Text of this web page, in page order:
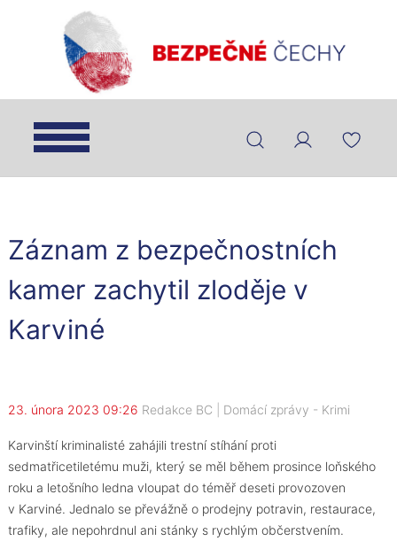
Záznam z bezpečnostních
kamer zachytil zloděje v
Karviné
23. února 2023 09:26 Redakce BC Domácí zprávy - Krimi
Karvinští kriminalisté zahájili trestní stíhání proti
sedmatřicetiletému muži, který se měl během prosince loňského
roku a letošního ledna vloupat do téměř deseti provozoven
v Karviné. Jednalo se převážně o prodejny potravin, restaurace,
trafiky, ale nepohrdnul ani stánky s rychlým občerstvením.